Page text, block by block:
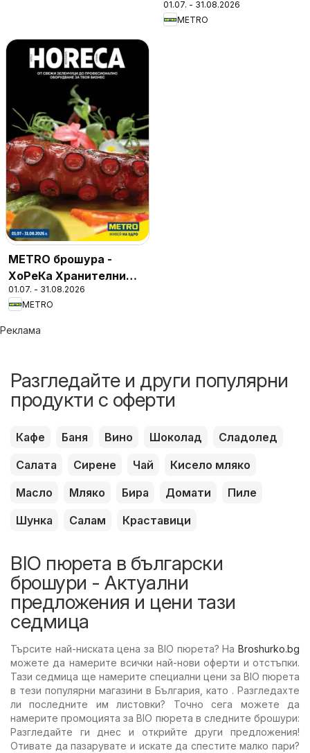
01.07. - 31.08.2026
METRO
METRO брошура -
ХоРеКа Хранителни
стоки
01.07. - 31.08.2026
METRO
Реклама
Разгледайте и други популярни
продукти с оферти
Кафе Баня Вино Шоколад
Сладолед
Салата
Сирене Чай
Кисело мляко
Масло
Мляко Бира Домати
Пиле
Шунка
Салам Краставици
BIO пюрета в български
брошури - Актуални
предложения и цени тази
седмица
Търсите най-ниската цена за BIO пюрета? На Broshurko.bg
можете да намерите всички най-нови оферти и отстъпки.
Тази седмица ще намерите специални цени за BIO пюрета
в тези популярни магазини в България, като . Разгледахте
ли последните им листовки? Точно сега можете да
намерите промоцията за BIO пюрета в следните брошури:
Разгледайте ги днес и открийте други предложения!
Отивате да пазарувате и искате да спестите малко пари?